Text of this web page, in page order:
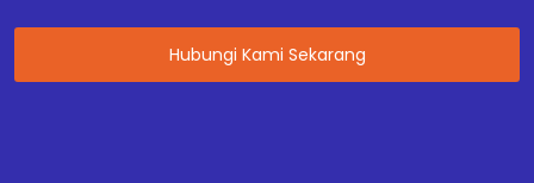
Hubungi Kami Sekarang